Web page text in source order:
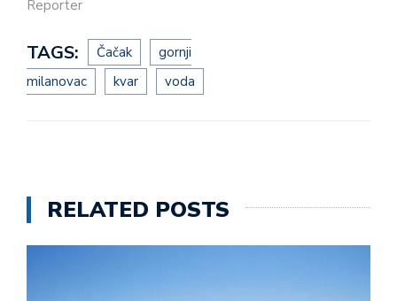
Reporter
TAGS: Čačak
gornji
milanovac
kvar voda
RELATED POSTS